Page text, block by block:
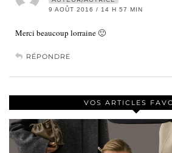
9 AOÛT 2016 / 14 H 57 MIN
Merci beaucoup lorraine 🙂
RÉPONDRE
VOS ARTICLES